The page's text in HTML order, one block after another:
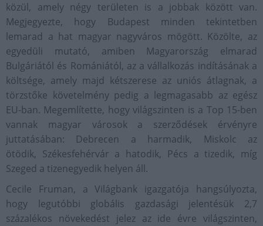
közül, amely négy területen is a jobbak között van.
Megjegyezte, hogy Budapest minden tekintetben
lemarad a hat magyar nagyváros mögött. Közölte, az
egyedüli mutató, amiben Magyarország elmarad
Bulgáriától és Romániától, az a vállalkozás indításának a
költsége, amely majd kétszerese az uniós átlagnak, a
törzstőke követelmény pedig a legmagasabb az egész
EU-ban. Megemlítette, hogy világszinten is a Top 15-ben
vannak magyar városok a szerződések érvényre
juttatásában: Debrecen a harmadik, Miskolc az
ötödik, Székesfehérvár a hatodik, Pécs a tizedik, míg
Szeged a tizenegyedik helyen áll.
Cecile Fruman, a Világbank igazgatója hangsúlyozta,
hogy legutóbbi globális gazdasági jelentésük 2,7
százalékos növekedést jelez az ide évre világszinten,